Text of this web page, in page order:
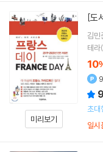
미리보기
[도
김민
테
10
초대
일시